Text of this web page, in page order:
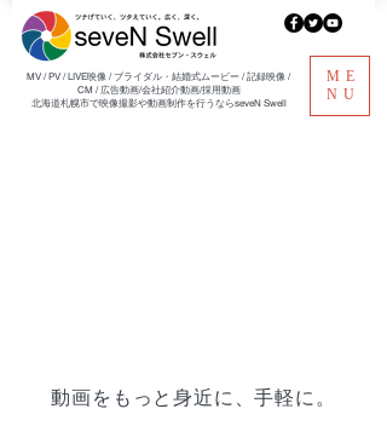
​MV / PV / LIVE映像 / ブライダル・結婚式ムービー / 記録映像 /
CM / 広告動画/会社紹介動画/採用動画
北海道札幌市で映像撮影や動画制作を行うならseveN Swell
ME
NU
動画をもっと身近に、手軽に。